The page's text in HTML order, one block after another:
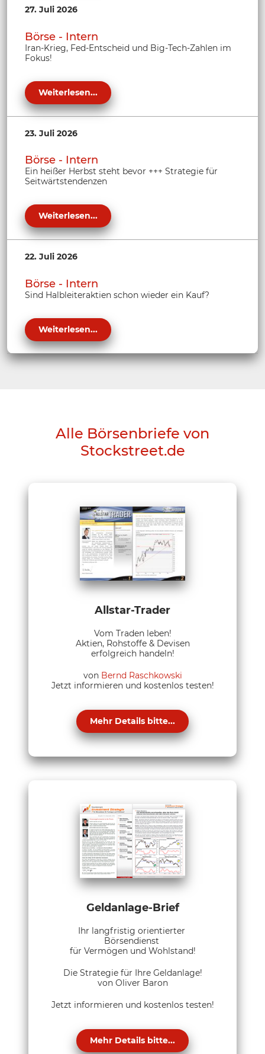
27. Juli 2026
Börse - Intern
Iran-Krieg, Fed-Entscheid und Big-Tech-Zahlen im
Fokus!
Weiterlesen...
23. Juli 2026
Börse - Intern
Ein heißer Herbst steht bevor +++ Strategie für
Seitwärtstendenzen
Weiterlesen...
22. Juli 2026
Börse - Intern
Sind Halbleiteraktien schon wieder ein Kauf?
Weiterlesen...
Alle Börsenbriefe von
Stockstreet.de
Allstar-Trader
Vom Traden leben!
Aktien, Rohstoffe & Devisen
erfolgreich handeln!
von Bernd Raschkowski
Jetzt informieren und kostenlos testen!
Mehr Details bitte...
Geldanlage-Brief
Ihr langfristig orientierter
Börsendienst
für Vermögen und Wohlstand!
Die Strategie für Ihre Geldanlage!
von Oliver Baron
Jetzt informieren und kostenlos testen!
Mehr Details bitte...